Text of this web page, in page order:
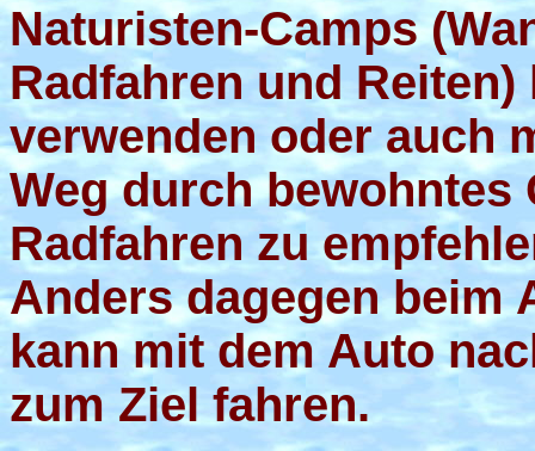
Naturisten-Camps
Radfahren und
verwenden oder auch
Weg durch bewohntes
Radfahren zu
Anders dagegen beim
kann mit dem Auto
zum Ziel fahren.